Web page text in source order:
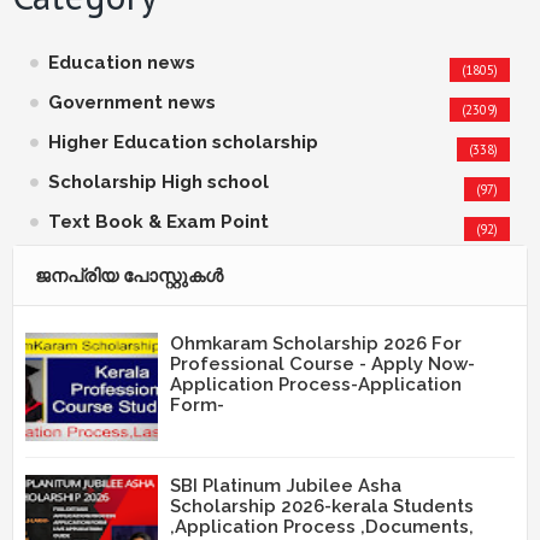
Education news (1805)
Government news (2309)
Higher Education scholarship (338)
Scholarship High school (97)
Text Book & Exam Point (92)
ജനപ്രിയ പോസ്റ്റുകള്‍‌
Ohmkaram Scholarship 2026 For
Professional Course - Apply Now-
Application Process-Application
Form-
SBI Platinum Jubilee Asha
Scholarship 2026-kerala Students
,Application Process ,Documents,